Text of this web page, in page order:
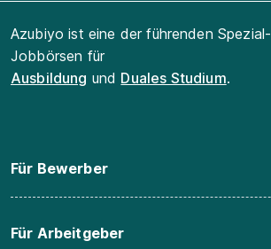
Azubiyo ist eine der führenden Spezial-
Jobbörsen für
Ausbildung und Duales Studium.
Für Bewerber
Für Arbeitgeber